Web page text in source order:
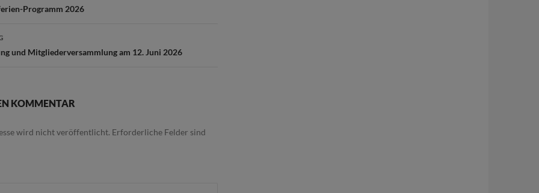
Programm 2026
und Mitgliederversammlung am 12. Juni 2026
KOMMENTAR
wird nicht veröffentlicht. Erforderliche Felder sind